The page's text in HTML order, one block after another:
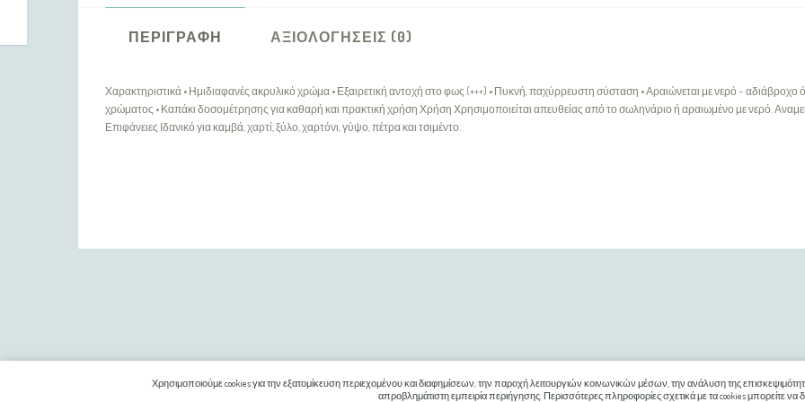
Χρησιμοποιούμε cookies για την εξατομίκευση περιεχομένου και διαφημίσεων, την παροχή λειτουργιών κοινωνικών μέσων, την ανάλυση της
απροβλημάτιστη εμπειρία περιήγησης. Περισσότερες πληροφορίες σχετικά με τα cookies μπορείτε να
ΠΕΡΙΓΡΑΦΉ ΑΞΙΟΛΟΓΉΣΕΙΣ (0)
Χαρακτηριστικά • Ημιδιαφανές ακρυλικό χρώμα • Εξαιρετική αντοχή στο φως (+++) • Πυκνή, παχύρρευστη σύσταση • Αραιώνεται με νερό – αδιάβροχο
χρώματος • Καπάκι δοσομέτρησης για καθαρή και πρακτική χρήση Χρήση Χρησιμοποιείται απευθείας από το σωληνάριο ή αραιωμένο με νερό.
Επιφάνειες Ιδανικό για καμβά, χαρτί, ξύλο, χαρτόνι, γύψο, πέτρα και τσιμέντο.
Η εταιρία μας
Τρόποι Αποστολής / Πληρωμής
Επικοινωνήστε μαζί μας
Ο Λογαριασμός μου